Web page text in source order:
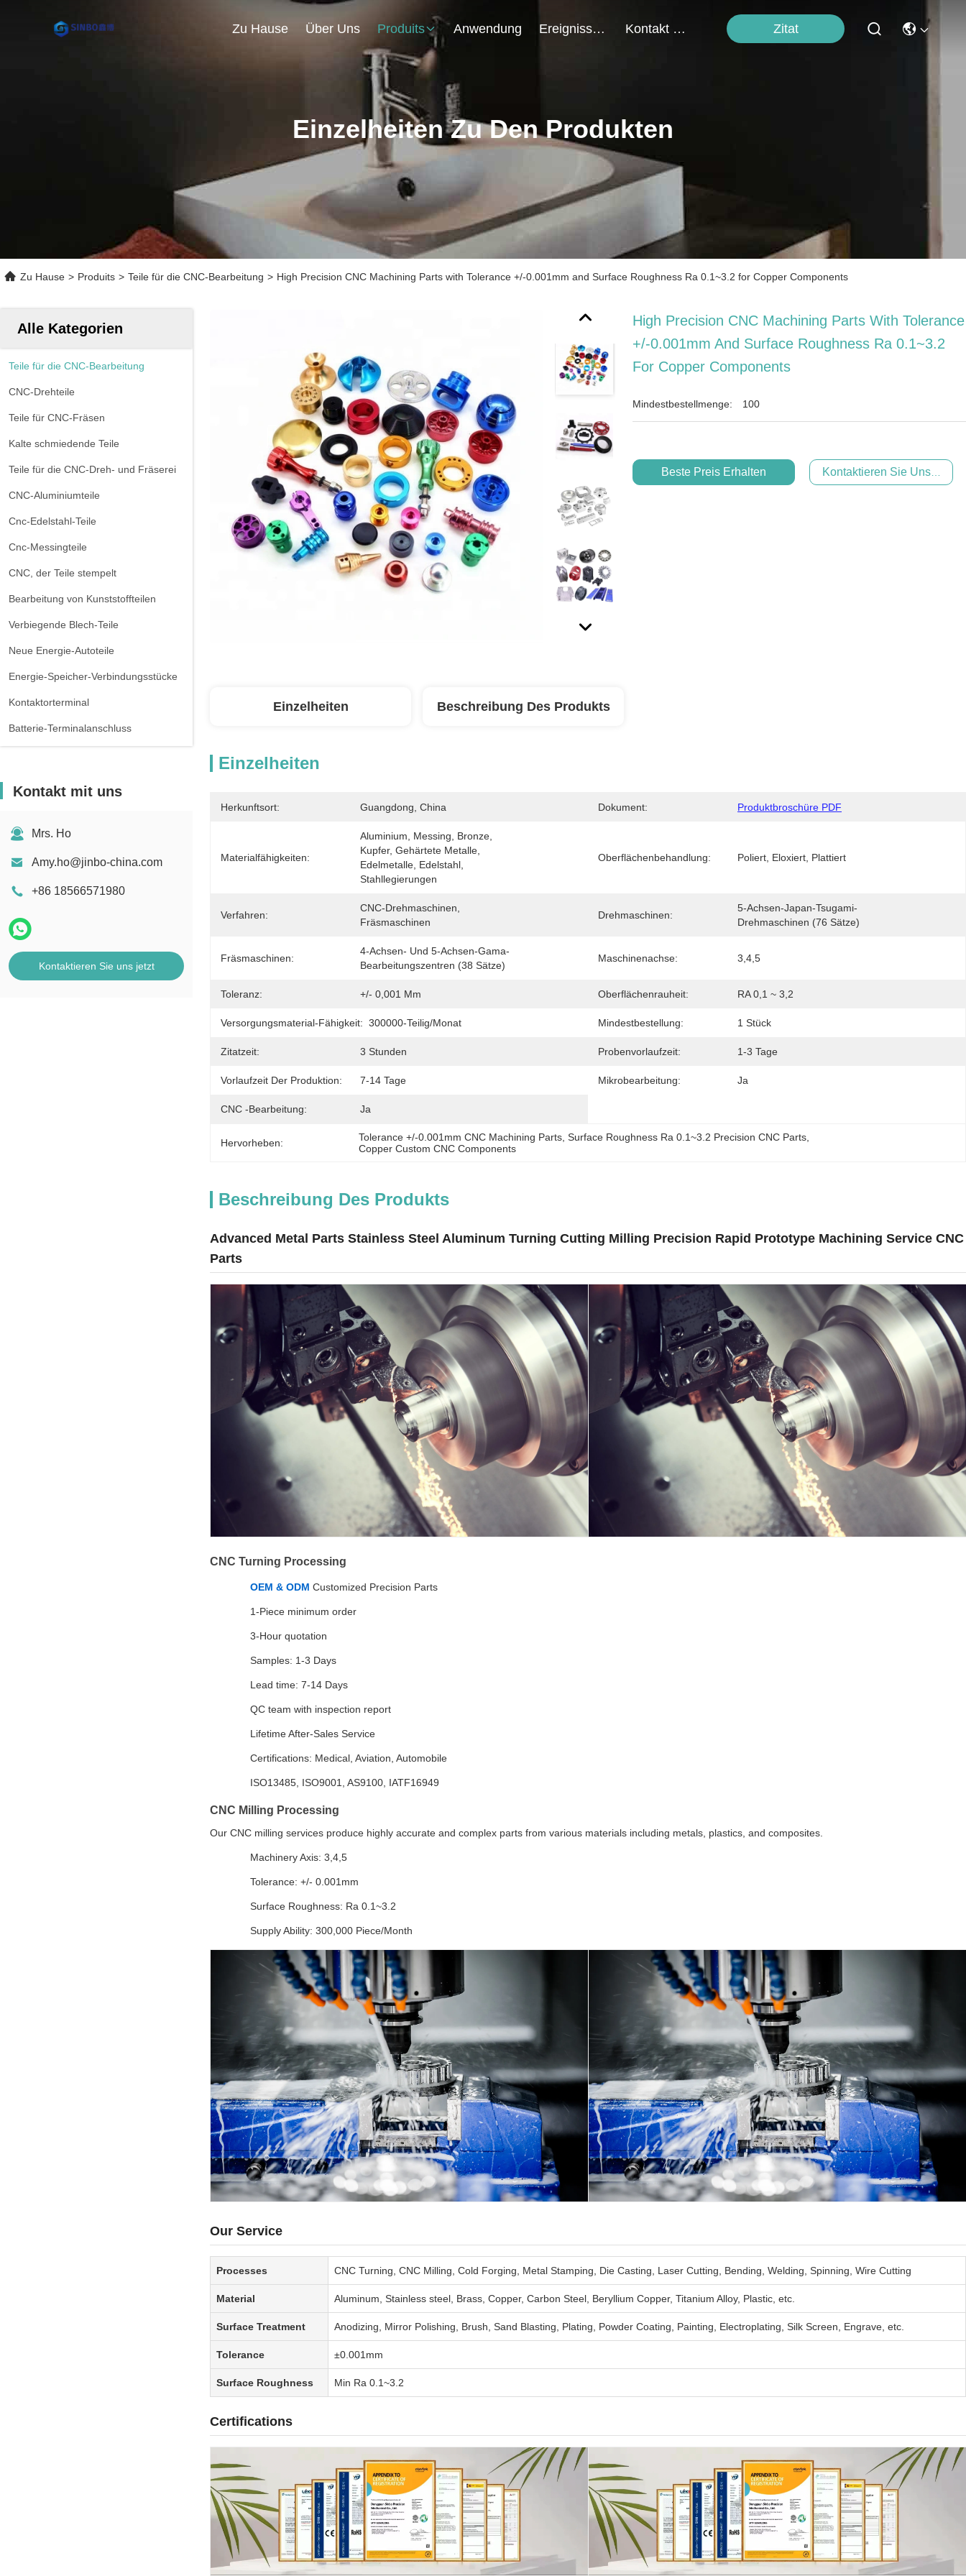
Zu Hause Über Uns Produits Anwendung Ereignisse Kontakt Mit Uns Zitat
Einzelheiten Zu Den Produkten
Zu Hause > Produits > Teile für die CNC-Bearbeitung > High Precision CNC Machining Parts with Tolerance +/-0.001mm and Surface Roughness Ra 0.1~3.2 for Copper Components
Alle Kategorien
Teile für die CNC-Bearbeitung
CNC-Drehteile
Teile für CNC-Fräsen
Kalte schmiedende Teile
Teile für die CNC-Dreh- und Fräserei
CNC-Aluminiumteile
Cnc-Edelstahl-Teile
Cnc-Messingteile
CNC, der Teile stempelt
Bearbeitung von Kunststoffteilen
Verbiegende Blech-Teile
Neue Energie-Autoteile
Energie-Speicher-Verbindungsstücke
Kontaktorterminal
Batterie-Terminalanschluss
Kontakt mit uns
Mrs. Ho
Amy.ho@jinbo-china.com
+86 18566571980
Kontaktieren Sie uns jetzt
High Precision CNC Machining Parts With Tolerance
+/-0.001mm And Surface Roughness Ra 0.1~3.2
For Copper Components
Mindestbestellmenge: 100
Beste Preis Erhalten Kontaktieren Sie Uns Jetzt
Einzelheiten Beschreibung Des Produkts
Einzelheiten
Herkunftsort: Guangdong, China Dokument: Produktbroschüre PDF
Materialfähigkeiten:
Aluminium, Messing, Bronze,
Kupfer, Gehärtete Metalle,
Edelmetalle, Edelstahl,
Stahllegierungen
Oberflächenbehandlung: Poliert, Eloxiert, Plattiert
Verfahren:
CNC-Drehmaschinen,
Fräsmaschinen
Drehmaschinen:
5-Achsen-Japan-Tsugami-
Drehmaschinen (76 Sätze)
Fräsmaschinen:
4-Achsen- Und 5-Achsen-Gama-
Bearbeitungszentren (38 Sätze)
Maschinenachse: 3,4,5
Toleranz: +/- 0,001 Mm Oberflächenrauheit: RA 0,1 ~ 3,2
Versorgungsmaterial-Fähigkeit: 300000-Teilig/Monat Mindestbestellung: 1 Stück
Zitatzeit: 3 Stunden Probenvorlaufzeit: 1-3 Tage
Vorlaufzeit Der Produktion: 7-14 Tage Mikrobearbeitung: Ja
CNC -Bearbeitung: Ja
Hervorheben: Tolerance +/-0.001mm CNC Machining Parts Surface Roughness Ra 0.1~3.2 Precision CNC Parts
Copper Custom CNC Components
Beschreibung Des Produkts
Advanced Metal Parts Stainless Steel Aluminum Turning Cutting Milling Precision Rapid Prototype Machining Service CNC
Parts
CNC Turning Processing
OEM & ODM Customized Precision Parts
1-Piece minimum order
3-Hour quotation
Samples: 1-3 Days
Lead time: 7-14 Days
QC team with inspection report
Lifetime After-Sales Service
Certifications: Medical, Aviation, Automobile
ISO13485, ISO9001, AS9100, IATF16949
CNC Milling Processing
Our CNC milling services produce highly accurate and complex parts from various materials including metals, plastics, and composites.
Machinery Axis: 3,4,5
Tolerance: +/- 0.001mm
Surface Roughness: Ra 0.1~3.2
Supply Ability: 300,000 Piece/Month
Our Service
Processes CNC Turning, CNC Milling, Cold Forging, Metal Stamping, Die Casting, Laser Cutting, Bending, Welding, Spinning, Wire Cutting
Material Aluminum, Stainless steel, Brass, Copper, Carbon Steel, Beryllium Copper, Titanium Alloy, Plastic, etc.
Surface Treatment Anodizing, Mirror Polishing, Brush, Sand Blasting, Plating, Powder Coating, Painting, Electroplating, Silk Screen, Engrave, etc.
Tolerance ±0.001mm
Surface Roughness Min Ra 0.1~3.2
Certifications